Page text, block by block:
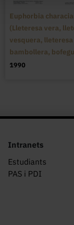
Euphorbia
(Lleteresa vera,
vesquera, lleteresa
bambollera,
1990
Intranets
Estudiants
PAS i PDI